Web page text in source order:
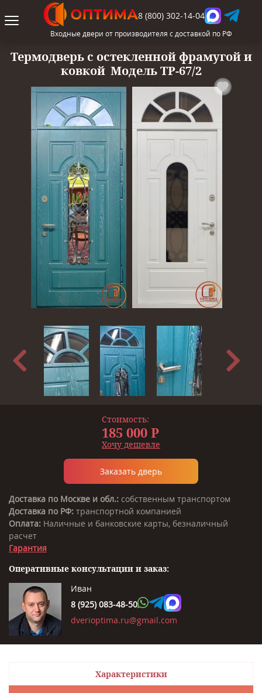
8 (800) 302-14-04
Входные двери от производителя с доставкой по РФ
Термодверь с остекленной фрамугой и
ковкой Модель ТР-67/2
Стоимость:
185 000 Р
Хочу дешевле
Заказать дверь
Доставка по Москве и обл.: собственным транспортом
Доставка по РФ: транспортной компанией
Оплата: Наличные и банковские карты, безналичный
расчет
Гарантия
Оперативные консультации и заказ:
Иван
8 (925) 083-48-50
dverioptima.ru@gmail.com
Характеристики